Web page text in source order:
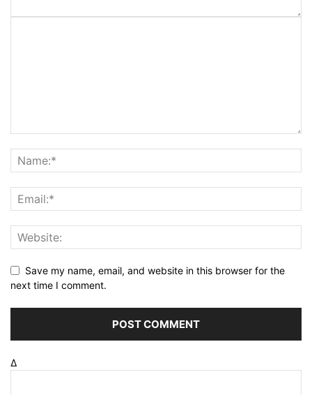
Save my name, email, and website in this browser for the
next time I comment.
Δ